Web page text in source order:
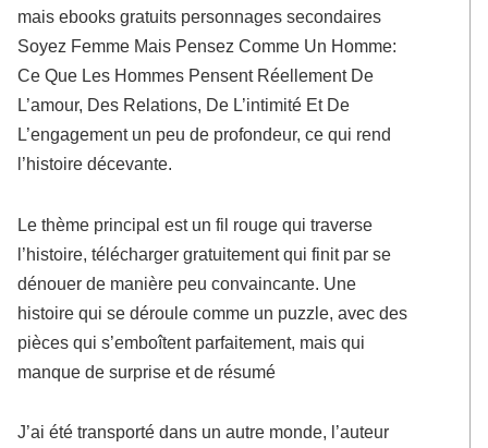
mais ebooks gratuits personnages secondaires
Soyez Femme Mais Pensez Comme Un Homme:
Ce Que Les Hommes Pensent Réellement De
L’amour, Des Relations, De L’intimité Et De
L’engagement un peu de profondeur, ce qui rend
l’histoire décevante.
Le thème principal est un fil rouge qui traverse
l’histoire, télécharger gratuitement qui finit par se
dénouer de manière peu convaincante. Une
histoire qui se déroule comme un puzzle, avec des
pièces qui s’emboîtent parfaitement, mais qui
manque de surprise et de résumé
J’ai été transporté dans un autre monde, l’auteur